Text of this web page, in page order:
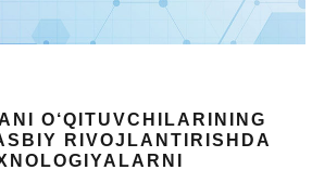
O‘QITUVCHILARINING
RIVOJLANTIRISHDA